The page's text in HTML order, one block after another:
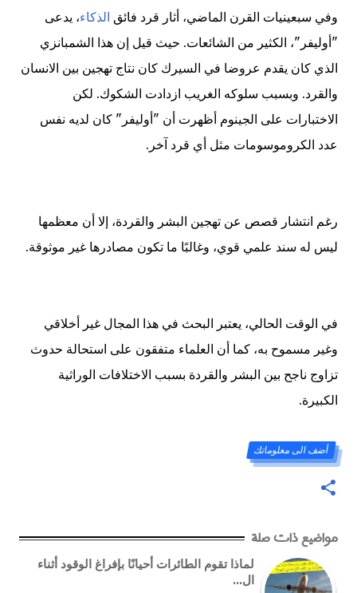
وفي سبعينيات القرن الماضي، أثار قرد فائق الذكاء، يدعى
"أوليفر"، الكثير من الشائعات. حيث قيل إن هذا الشمبانزي
الذي كان يقدم عروضا في السيرك كان نتاج تهجين بين الانسان
والقرد. وبسبب سلوكه الغريب ازدادت الشكوك. لكن
الاختبارات على الجينوم أظهرت أن "أوليفر" كان لديه نفس
عدد الكروموسومات مثل أي قرد آخر.
رغم انتشار قصص عن تهجين البشر والقردة، إلا أن معظمها
ليس له سند علمي قوي، وغالبًا ما تكون مصادرها غير موثوقة.
في الوقت الحالي، يعتبر البحث في هذا المجال غير أخلاقي
وغير مسموح به، كما أن العلماء متفقون على استحالة حدوث
تزاوج ناجح بين البشر والقردة بسبب الاختلافات الوراثية
الكبيرة.
أضف الى معلوماتك
مواضيع ذات صلة
لماذا تقوم الطائرات أحيانًا بإفراغ الوقود أثناء
ال...